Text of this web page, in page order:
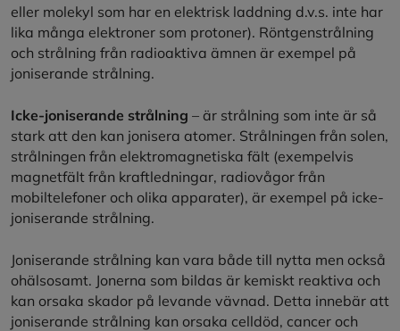
eller molekyl som har en elektrisk laddning d.v.s. inte har
lika många elektroner som protoner). Röntgenstrålning
och strålning från radioaktiva ämnen är exempel på
joniserande strålning.
Icke-joniserande strålning – är strålning som inte är så
stark att den kan jonisera atomer. Strålningen från solen,
strålningen från elektromagnetiska fält (exempelvis
magnetfält från kraftledningar, radiovågor från
mobiltelefoner och olika apparater), är exempel på icke-
joniserande strålning.
Joniserande strålning kan vara både till nytta men också
ohälsosamt. Jonerna som bildas är kemiskt reaktiva och
kan orsaka skador på levande vävnad. Detta innebär att
joniserande strålning kan orsaka celldöd, cancer och